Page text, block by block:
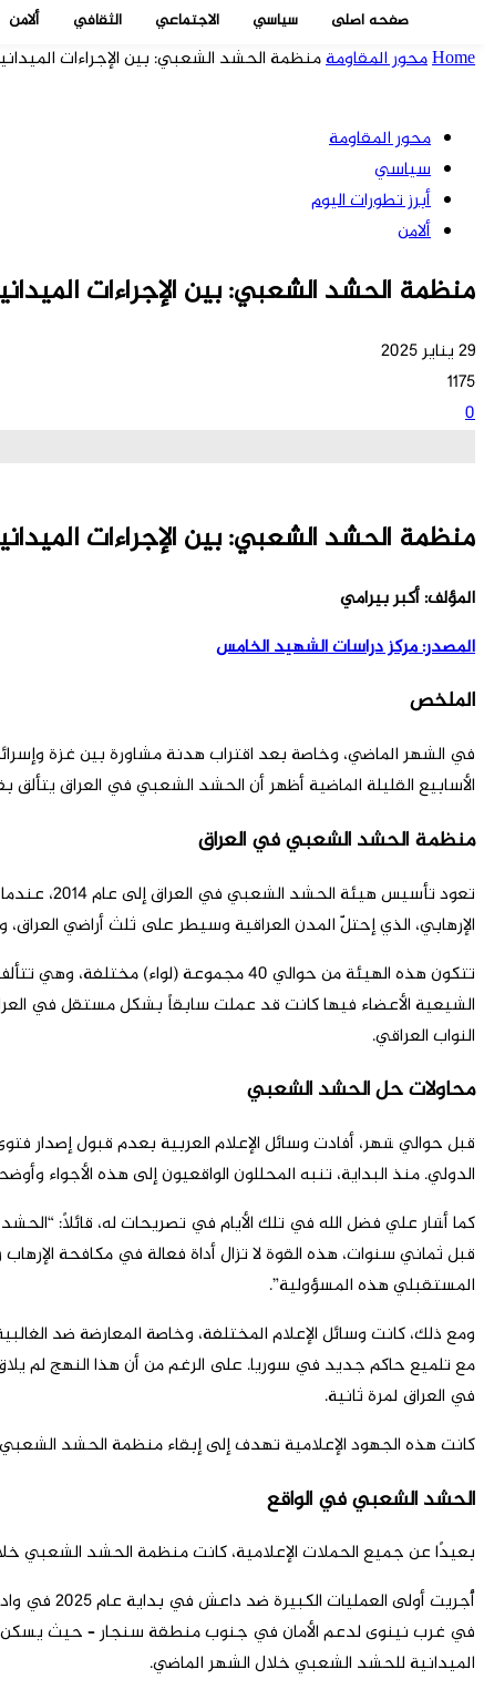
صفحه اصلی سياسي الاجتماعي الثقافي ألامن
Homeمحور المقاومةمنظمة الحشد الشعبي: بين الإجراءات
محور المقاومة
سياسي
أبرز تطورات اليوم
ألامن
منظمة الحشد الشعبي: بين الإجراءات
29 يناير 2025
1175
0
منظمة الحشد الشعبي: بين الإجراءات
المؤلف: أکبر بيرامي
المصدر: مرکز دراسات الشهيد الخامس
الملخص
في الشهر الماضي، وخاصة بعد اقتراب هدنة مشاورة بين غزة
الأسابيع القليلة الماضية أظهر أن الحشد الشعبي في العراق
منظمة الحشد الشعبي في العراق
تعود
الإرهابي، الذي إحتلّ المدن العراقية وسيطر على ثلث أراضي
تتكون هذه الهيئة من حوالي 40 مجموعة
النواب العراقي.
محاولات حل الحشد الشعبي
قبل حوالي شهر، أفادت وسائل الإعلام العربية بعدم قبول إصدار
الدولي. منذ البداية، تنبه المحللون الواقعيون إلى هذه الأجواء
كما أشار علي فضل الله في تلك الأيام في تصريحات له، قائلاً:
قبل ثماني سنوات، هذه القوة لا تزال أداة فعالة في مكافحة
المستقبلي هذه المسؤولية”.
ومع ذلك، كانت وسائل الإعلام المختلفة، وخاصة المعارضة ضد
مع تلميع حاكم جديد في سوريا. على الرغم من أن هذا النهج لم
في العراق لمرة ثانية.
كانت هذه الجهود الإعلامية تهدف إلى إبقاء منظمة الحشد
الحشد الشعبي في الواقع
بعيدًا عن جميع الحملات الإعلامية، كانت منظمة الحشد الشعبي
أُجريت
في غرب نينوى لدعم الأمان في جنوب منطقة سنجار – حيث يسكن
الميدانية للحشد الشعبي خلال الشهر الماضي.